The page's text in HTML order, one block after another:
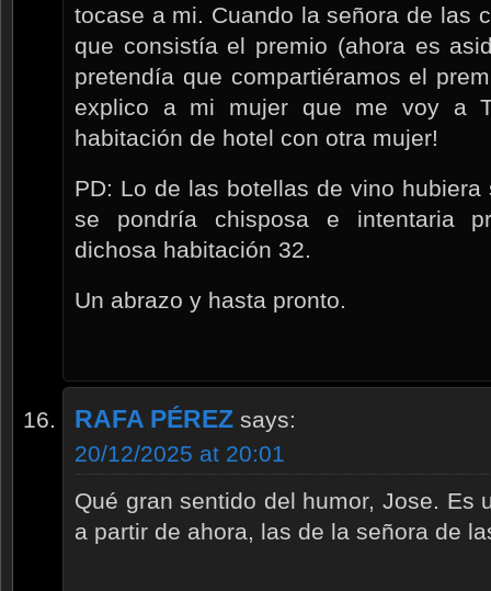
tocase a mi. Cuando la señora de las
que consistía el premio (ahora es
pretendía que compartiéramos el
explico a mi mujer que me voy a
habitación de hotel con otra mujer!
PD: Lo de las botellas de vino
se pondría chisposa e intentaria
dichosa habitación 32.
Un abrazo y hasta pronto.
RAFA PÉREZ says:
20/12/2025 at 20:01
Qué gran sentido del humor, Jose. Es
a partir de ahora, las de la señora de